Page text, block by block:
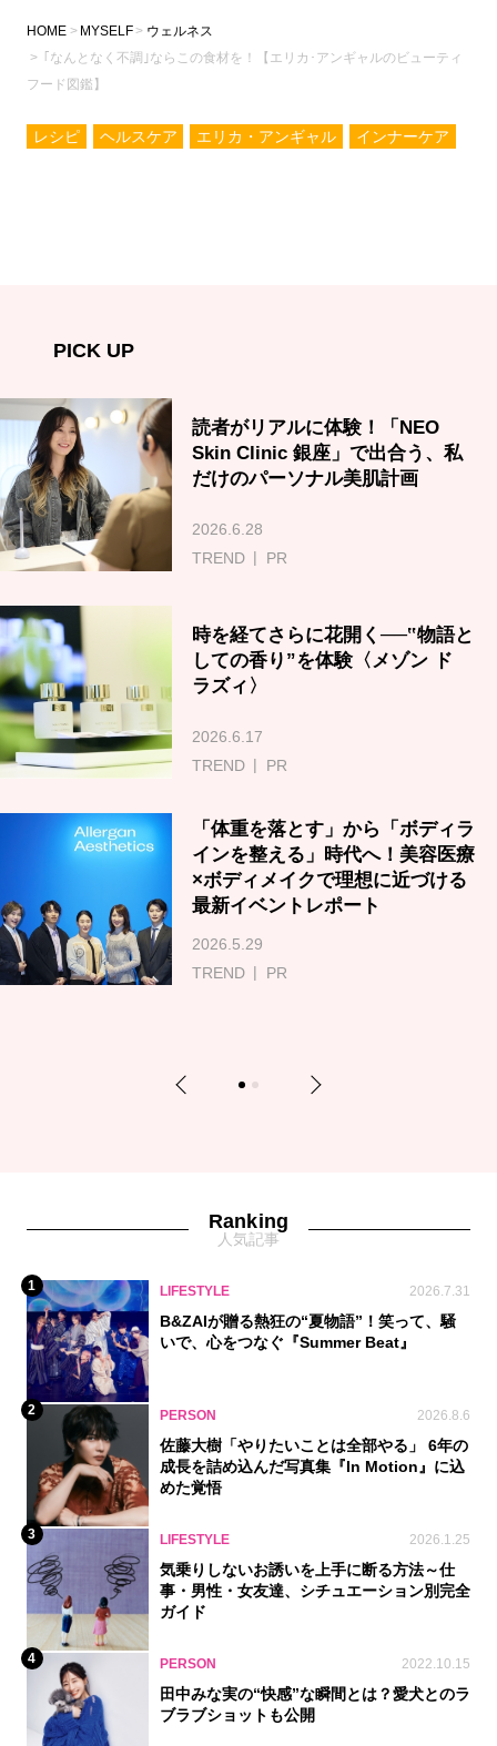
HOME MYSELF
ウェルネス
｢なんとなく不調｣ならこの食材を！【エリカ･アンギャルのビューティ
フード図鑑】
レシピ ヘルスケア エリカ・アンギャル インナーケア
PICK UP
読者がリアルに体験！「NEO
Skin Clinic 銀座」で出合う、私
だけのパーソナル美肌計画
2026.6.28
TREND
PR
時を経てさらに花開く──‟物語と
しての香り”を体験〈メゾン ド
ラズィ〉
2026.6.17
TREND
PR
「体重を落とす」から「ボディラ
インを整える」時代へ！美容医療
×ボディメイクで理想に近づける
最新イベントレポート
2026.5.29
TREND
PR
Previous 1 2 Next
Ranking
人気記事
1 LIFESTYLE 2026.7.31
B&ZAIが贈る熱狂の“夏物語”！笑って、騒
いで、心をつなぐ『Summer Beat』
2 PERSON 2026.8.6
佐藤大樹「やりたいことは全部やる」 6年の
成長を詰め込んだ写真集『In Motion』に込
めた覚悟
3 LIFESTYLE 2026.1.25
気乗りしないお誘いを上手に断る方法～仕
事・男性・女友達、シチュエーション別完全
ガイド
4 PERSON 2022.10.15
田中みな実の“快感”な瞬間とは？愛犬とのラ
ブラブショットも公開